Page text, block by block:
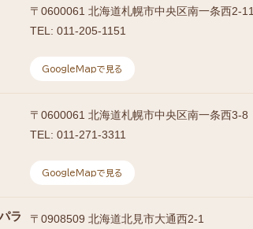
〒 0600061 北海道札幌市中央区南一条西2-11
TEL: 011-205-1151
GoogleMapで見る
〒 0600061 北海道札幌市中央区南一条西3-8
TEL: 011-271-3311
GoogleMapで見る
ラ
〒 0908509 北海道北見市大通西2-1